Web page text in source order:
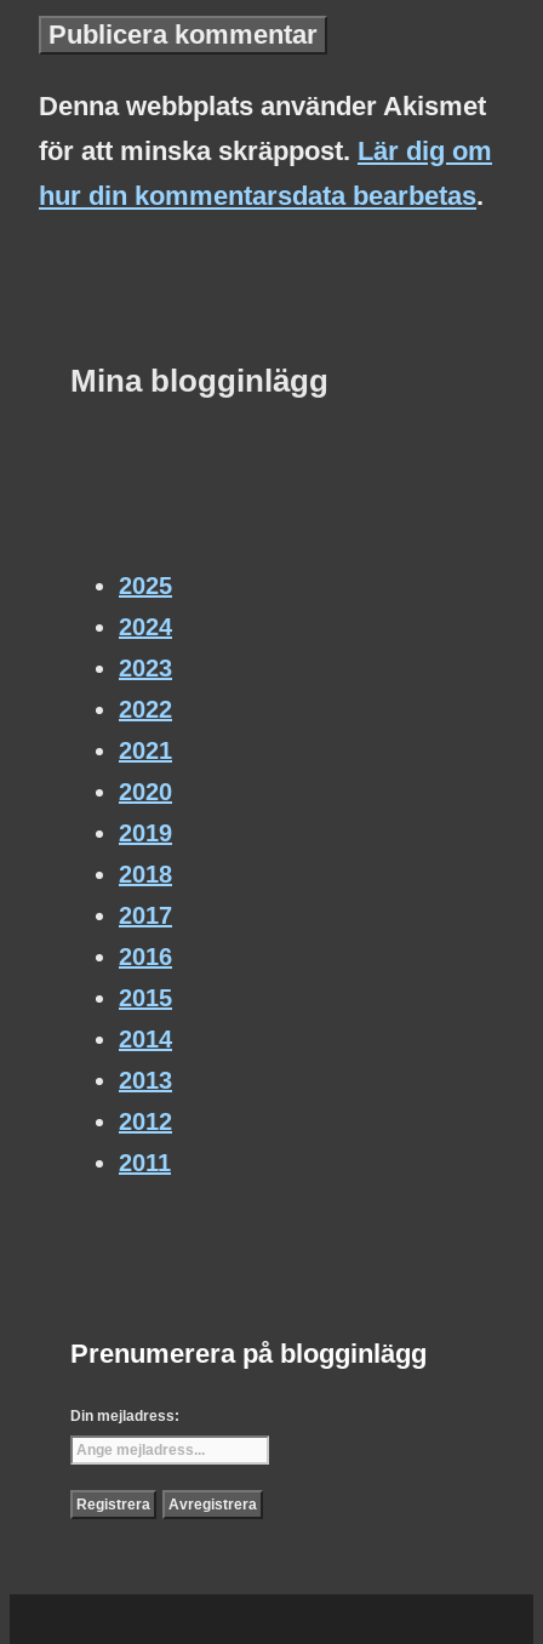
Denna webbplats använder Akismet
för att minska skräppost. Lär dig om
hur din kommentarsdata bearbetas.
Mina blogginlägg
2025
2024
2023
2022
2021
2020
2019
2018
2017
2016
2015
2014
2013
2012
2011
Prenumerera på blogginlägg
Din mejladress: